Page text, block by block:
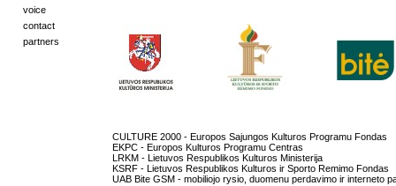
voice
contact
partners
CULTURE 2000 - Europos Sajungos Kulturos Programu Fondas
EKPC - Europos Kulturos Programu Centras
LRKM - Lietuvos Respublikos Kulturos Ministerija
KSRF - Lietuvos Respublikos Kulturos ir Sporto Remimo Fondas
UAB Bite GSM - mobiliojo rysio, duomenu perdavimo ir interneto